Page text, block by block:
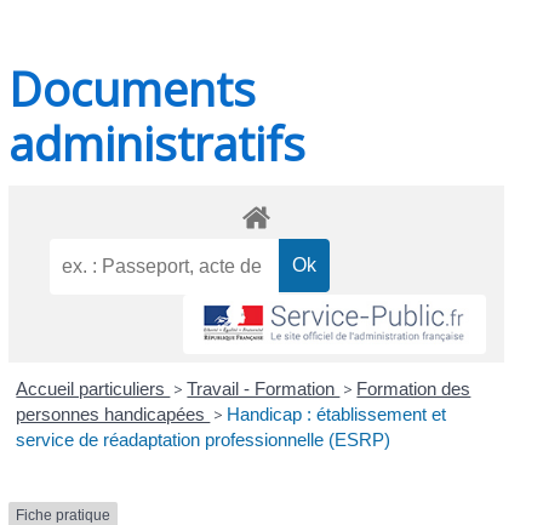
Documents
administratifs
Accueil particuliers > Travail - Formation > Formation des
personnes handicapées > Handicap : établissement et
service de réadaptation professionnelle (ESRP)
Fiche pratique